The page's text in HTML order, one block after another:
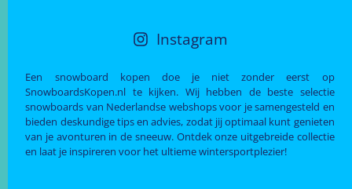
Instagram
Een snowboard kopen doe je niet zonder eerst op
SnowboardsKopen.nl te kijken. Wij hebben de beste selectie
snowboards van Nederlandse webshops voor je samengesteld en
bieden deskundige tips en advies, zodat jij optimaal kunt genieten
van je avonturen in de sneeuw. Ontdek onze uitgebreide collectie
en laat je inspireren voor het ultieme wintersportplezier!